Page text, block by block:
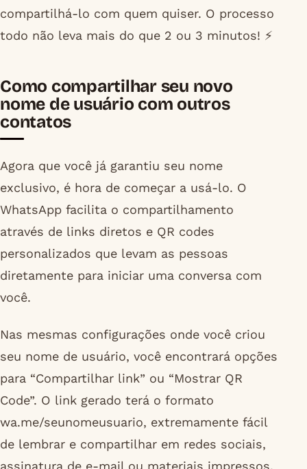
compartilhá-lo com quem quiser. O processo
todo não leva mais do que 2 ou 3 minutos! ⚡
Como compartilhar seu novo
nome de usuário com outros
contatos
Agora que você já garantiu seu nome
exclusivo, é hora de começar a usá-lo. O
WhatsApp facilita o compartilhamento
através de links diretos e QR codes
personalizados que levam as pessoas
diretamente para iniciar uma conversa com
você.
Nas mesmas configurações onde você criou
seu nome de usuário, você encontrará opções
para “Compartilhar link” ou “Mostrar QR
Code”. O link gerado terá o formato
wa.me/seunomeusuario, extremamente fácil
de lembrar e compartilhar em redes sociais,